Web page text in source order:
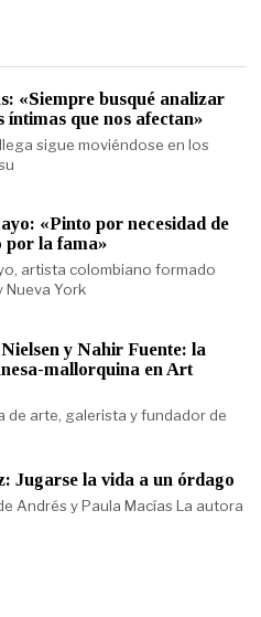
«Siempre busqué analizar
íntimas que nos afectan»
sigue moviéndose en los
«Pinto por necesidad de
por la fama»
artista colombiano formado
York
y Nahir Fuente: la
mallorquina en Art
de arte, galerista y fundador de
Jugarse la vida a un órdago
Andrés y Paula Macías La autora